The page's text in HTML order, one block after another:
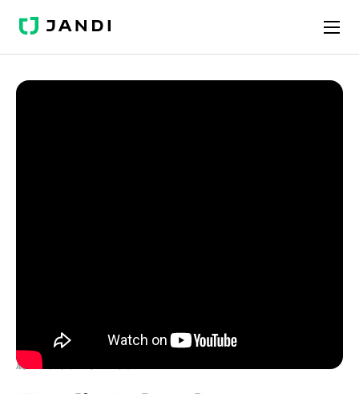
JANDI
顧客事例の代表例